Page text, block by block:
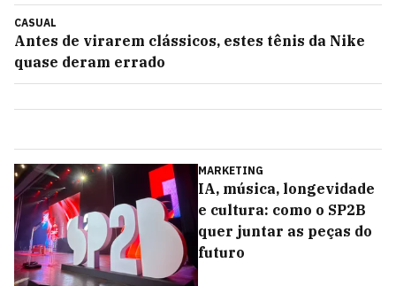
CASUAL
Antes de virarem clássicos, estes tênis da Nike
quase deram errado
MARKETING
IA, música, longevidade
e cultura: como o SP2B
quer juntar as peças do
futuro